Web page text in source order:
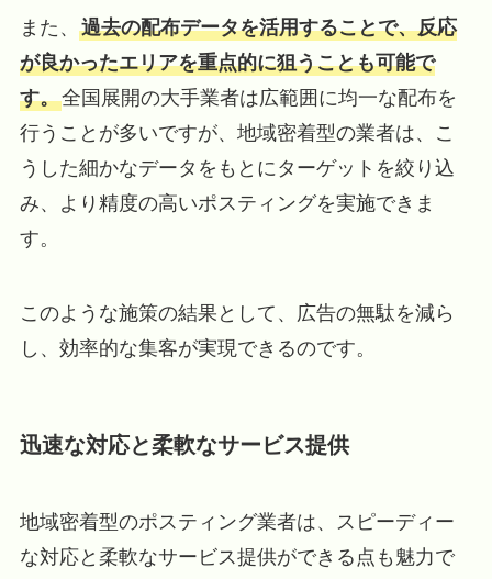
また、 過去の配布データを活用することで、反応
が良かったエリアを重点的に狙うことも可能で
す。全国展開の大手業者は広範囲に均一な配布を
行うことが多いですが、地域密着型の業者は、こ
うした細かなデータをもとにターゲットを絞り込
み、より精度の高いポスティングを実施できま
す。
このような施策の結果として、広告の無駄を減ら
し、効率的な集客が実現できるのです。
迅速な対応と柔軟なサービス提供
地域密着型のポスティング業者は、スピーディー
な対応と柔軟なサービス提供ができる点も魅力で